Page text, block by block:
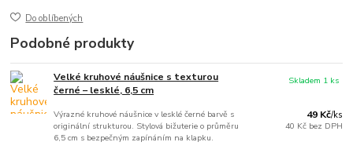
Do oblíbených
Podobné produkty
Velké kruhové náušnice s texturou
černé – lesklé, 6,5 cm
Výrazné kruhové náušnice v lesklé černé barvě s
originální strukturou. Stylová bižuterie o průměru
6,5 cm s bezpečným zapínáním na klapku.
49 Kč/ks
40 Kč bez DPH
Skladem 1 ks